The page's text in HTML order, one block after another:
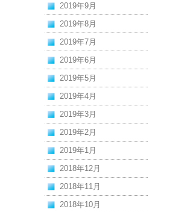
2019年9月
2019年8月
2019年7月
2019年6月
2019年5月
2019年4月
2019年3月
2019年2月
2019年1月
2018年12月
2018年11月
2018年10月